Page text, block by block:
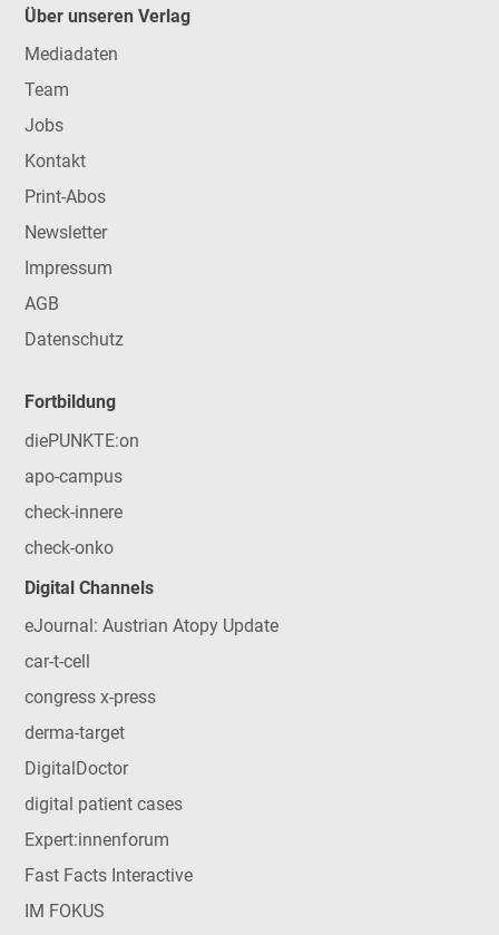
Über unseren Verlag
Mediadaten
Team
Jobs
Kontakt
Print-Abos
Newsletter
Impressum
AGB
Datenschutz
Fortbildung
diePUNKTE:on
apo-campus
check-innere
check-onko
Digital Channels
eJournal: Austrian Atopy Update
car-t-cell
congress x-press
derma-target
DigitalDoctor
digital patient cases
Expert:innenforum
Fast Facts Interactive
IM FOKUS